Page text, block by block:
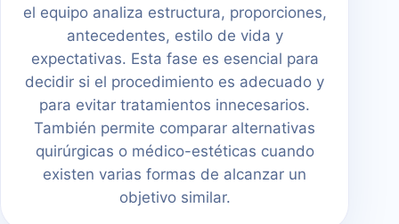
el equipo analiza estructura, proporciones,
antecedentes, estilo de vida y
expectativas. Esta fase es esencial para
decidir si el procedimiento es adecuado y
para evitar tratamientos innecesarios.
También permite comparar alternativas
quirúrgicas o médico-estéticas cuando
existen varias formas de alcanzar un
objetivo similar.